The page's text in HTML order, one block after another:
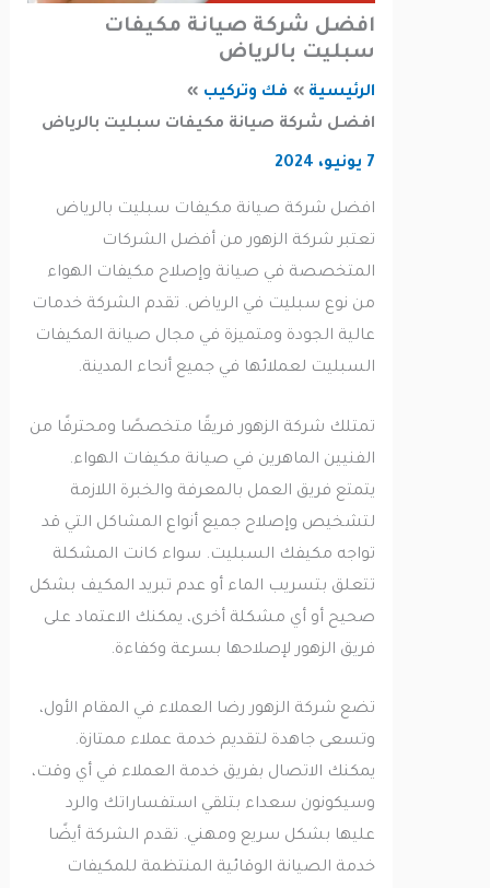
افضل شركة صيانة مكيفات
سبليت بالرياض
الرئيسية
فك وتركيب
افضل شركة صيانة مكيفات سبليت بالرياض
افضل شركة صيانة مكيفات سبليت بالرياض
تعتبر شركة الزهور من أفضل الشركات
المتخصصة في صيانة وإصلاح مكيفات الهواء
من نوع سبليت في الرياض. تقدم الشركة خدمات
عالية الجودة ومتميزة في مجال صيانة المكيفات
السبليت لعملائها في جميع أنحاء المدينة.
تمتلك شركة الزهور فريقًا متخصصًا ومحترفًا من
الفنيين الماهرين في صيانة مكيفات الهواء.
يتمتع فريق العمل بالمعرفة والخبرة اللازمة
لتشخيص وإصلاح جميع أنواع المشاكل التي قد
تواجه مكيفك السبليت. سواء كانت المشكلة
تتعلق بتسريب الماء أو عدم تبريد المكيف بشكل
صحيح أو أي مشكلة أخرى، يمكنك الاعتماد على
فريق الزهور لإصلاحها بسرعة وكفاءة.
تضع شركة الزهور رضا العملاء في المقام الأول،
وتسعى جاهدة لتقديم خدمة عملاء ممتازة.
يمكنك الاتصال بفريق خدمة العملاء في أي وقت،
وسيكونون سعداء بتلقي استفساراتك والرد
عليها بشكل سريع ومهني. تقدم الشركة أيضًا
خدمة الصيانة الوقائية المنتظمة للمكيفات